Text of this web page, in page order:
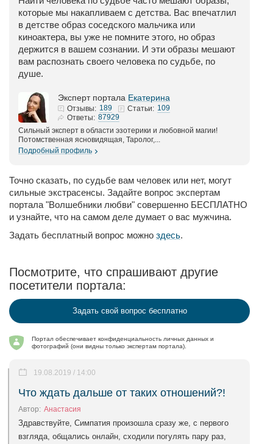
которые мы накапливаем с детства. Вас впечатлил
в детстве образ соседского мальчика или
киноактера, вы уже не помните этого, но образ
держится в вашем сознании. И эти образы мешают
вам распознать своего человека по судьбе, по
душе.
Эксперт портала Екатерина
Отзывы: 189 Статьи: 109
Ответы: 87929
Сильный эксперт в области эзотерики и любовной магии!
Потомственная ясновидящая, Таролог,...
Подробный профиль
Точно сказать, по судьбе вам человек или нет, могут
сильные экстрасенсы. Задайте вопрос экспертам
портала "Волшебники любви" совершенно БЕСПЛАТНО
и узнайте, что на самом деле думает о вас мужчина.
Задать бесплатный вопрос можно здесь.
Посмотрите, что спрашивают другие
посетители портала:
Задать свой вопрос бесплатно
Портал обеспечивает конфиденциальность личных данных и
фотографий (они видны только экспертам портала).
Что ждать дальше от таких отношений?!
19.08.2019 / 14:00
Автор: Анастасия
Здравствуйте, Симпатия произошла сразу же, с первого
взгляда, общались онлайн, сходили погулять пару раз,